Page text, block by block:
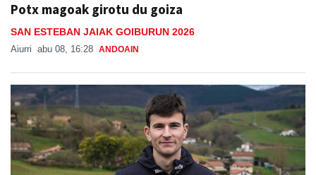
Potx magoak girotu du goiza
SAN ESTEBAN JAIAK GOIBURUN 2026
Aiurri abu 08, 16:28 ANDOAIN